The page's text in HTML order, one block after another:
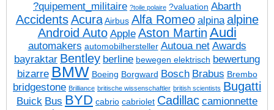
?quipement_militaire ?toile polaire ?valuation Abarth
Accidents Acura Airbus Alfa Romeo alpina alpine
Android Auto Apple Aston Martin Audi
automakers automobilhersteller Autoua net Awards
bayraktar Bentley berline bewegen elektrisch bewertung
bizarre BMW Boeing Borgward Bosch Brabus Brembo
bridgestone Brilliance britische wissenschaftler british scientists Bugatti
Buick Bus BYD cabrio cabriolet Cadillac camionnette